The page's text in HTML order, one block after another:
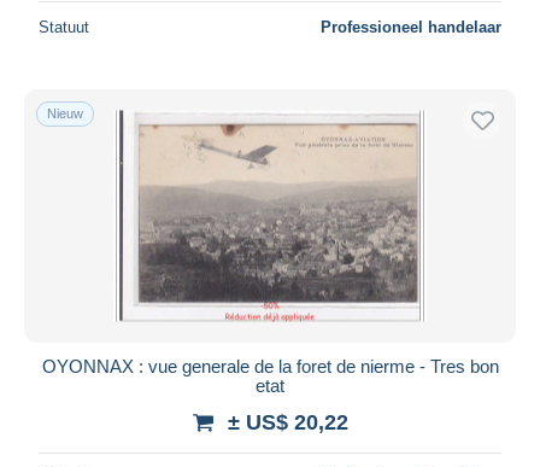
Statuut Professioneel handelaar
Nieuw
OYONNAX : vue generale de la foret de nierme - Tres bon
etat
± US$ 20,22